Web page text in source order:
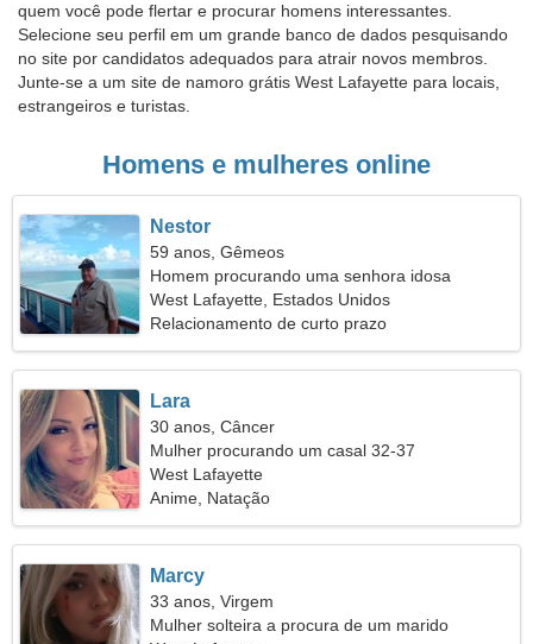
quem você pode flertar e procurar homens interessantes.
Selecione seu perfil em um grande banco de dados pesquisando
no site por candidatos adequados para atrair novos membros.
Junte-se a um site de namoro grátis West Lafayette para locais,
estrangeiros e turistas.
Homens e mulheres online
Nestor
59 anos, Gêmeos
Homem procurando uma senhora idosa
West Lafayette, Estados Unidos
Relacionamento de curto prazo
Lara
30 anos, Câncer
Mulher procurando um casal 32-37
West Lafayette
Anime, Natação
Marcy
33 anos, Virgem
Mulher solteira a procura de um marido